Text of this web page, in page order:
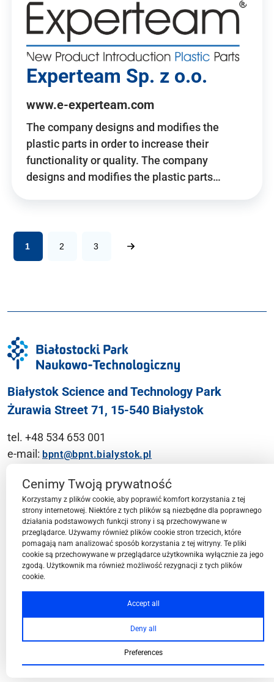
Experteam Sp. z o.o.
www.e-experteam.com
The company designs and modifies the
plastic parts in order to increase their
functionality or quality. The company
designs and modifies the plastic parts…
1 2 3
Białystok Science and Technology Park
Żurawia Street 71, 15-540 Białystok
tel. +48 534 653 001
e-mail: bpnt@bpnt.bialystok.pl
Contact
BPN-T Area
BPN-T Offer
Cenimy Twoją prywatność
Korzystamy z plików cookie, aby poprawić komfort korzystania z tej
strony internetowej. Niektóre z tych plików są niezbędne dla poprawnego
działania podstawowych funkcji strony i są przechowywane w
przeglądarce. Używamy również plików cookie stron trzecich, które
pomagają nam analizować sposób korzystania z tej witryny. Te pliki
cookie są przechowywane w przeglądarce użytkownika wyłącznie za jego
zgodą. Użytkownik ma również możliwość rezygnacji z tych plików
cookie.
Accept all
Deny all
Preferences